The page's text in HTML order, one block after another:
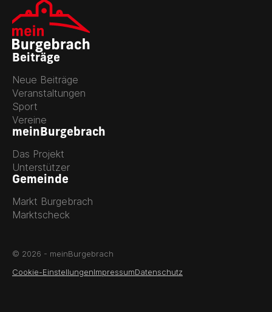
Beiträge
Neue Beiträge
Veranstaltungen
Sport
Vereine
meinBurgebrach
Das Projekt
Unterstützer
Gemeinde
Markt Burgebrach
Marktscheck
© 2026 - meinBurgebrach
Cookie-EinstellungenImpressumDatenschutz